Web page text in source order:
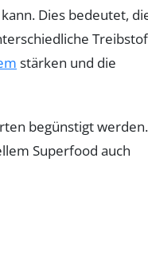
Dies bedeutet,
stärken und die
begünstigt
Superfood auch